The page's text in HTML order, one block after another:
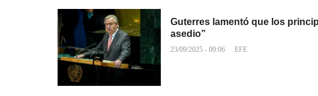
Guterres lamentó que los
asedio”
23/09/2025 - 09:06 EFE